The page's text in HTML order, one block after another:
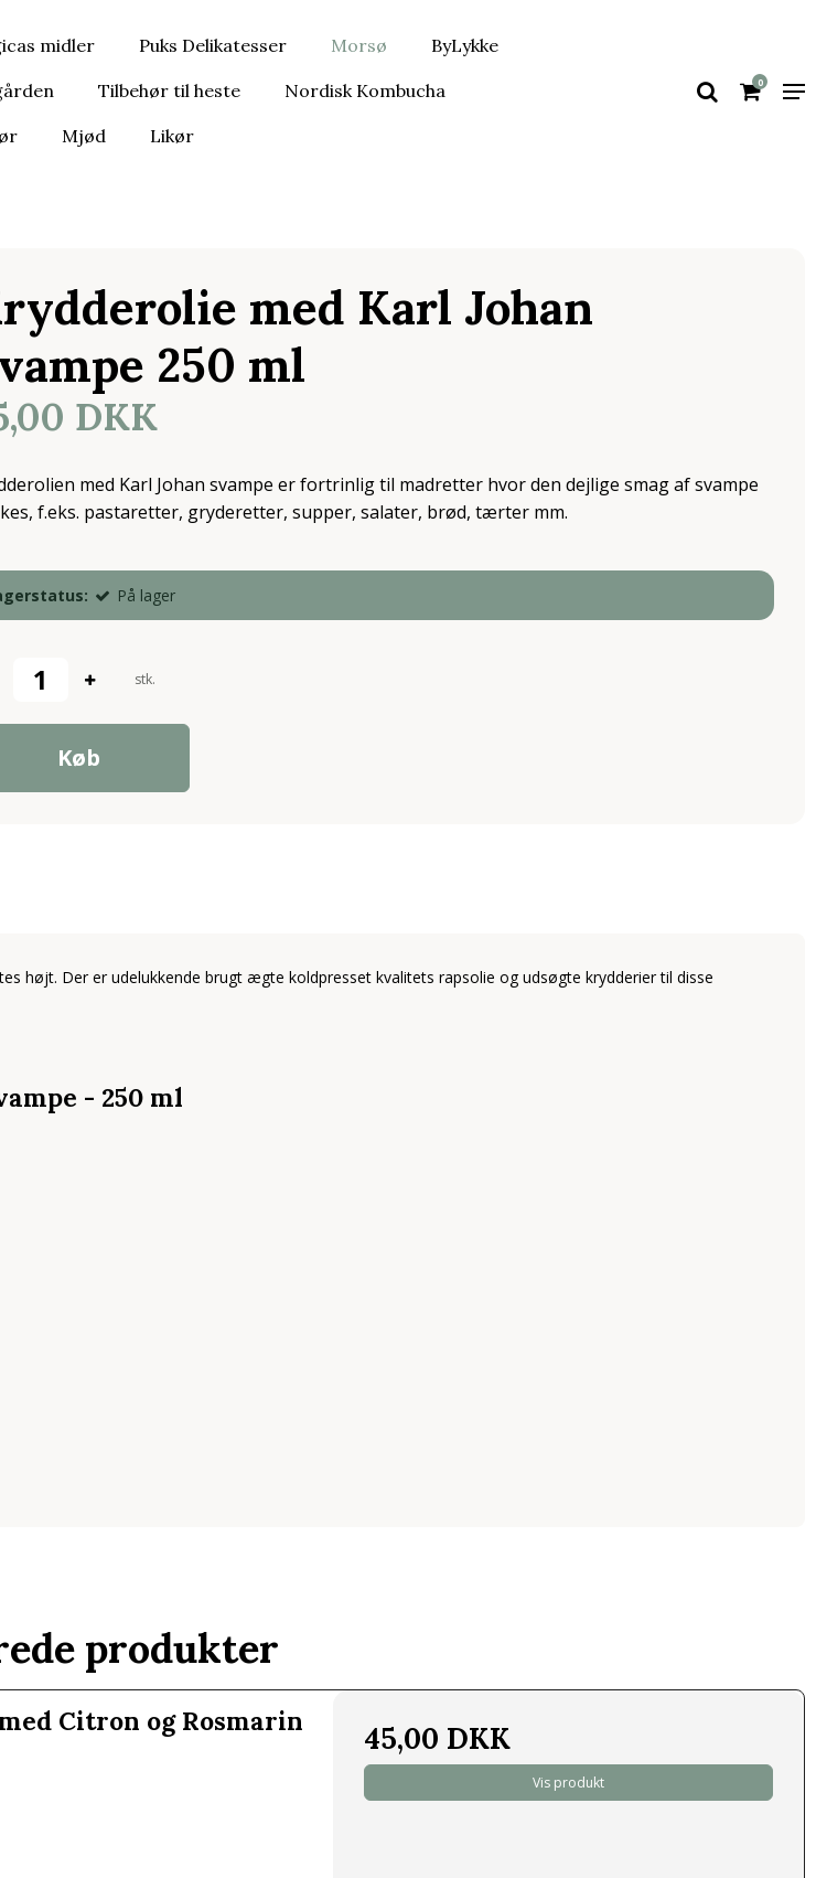
midler Puks Delikatesser Morsø ByLykke
Tilbehør til heste Nordisk Kombucha
Mjød Likør
0
med Karl Johan
250 ml
DKK
med Karl Johan svampe er fortrinlig til madretter hvor den dejlige smag af svampe
f.eks. pastaretter, gryderetter, supper, salater, brød, tærter mm.
På lager
stk.
Køb
højt. Der er udelukkende brugt ægte koldpresset kvalitets rapsolie og udsøgte krydderier til disse
- 250 ml
produkter
Citron og Rosmarin
45,00 DKK
Vis produkt